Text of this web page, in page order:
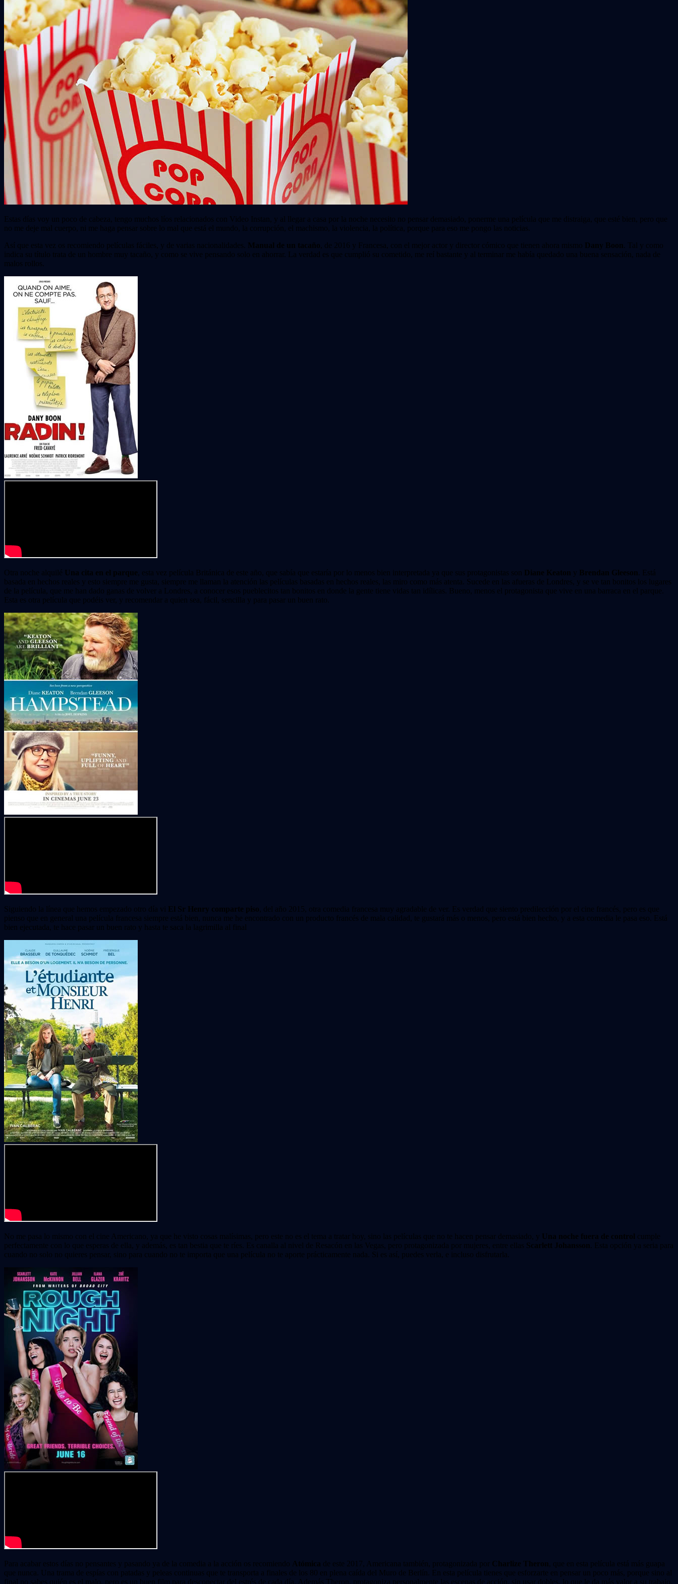
Estas días voy un poco de cabeza, tengo muchos líos relacionados con Video Instan, y al llegar a casa por la noche necesito no pensar demasiado, ponerme una película que me distraiga, que esté bien, pero que
no me deje mal cuerpo, ni me haga pensar sobre lo mal que está el mundo, la corrupción, el machismo, la violencia, la política, porque para eso me pongo las noticias.
Así que esta vez os recomiendo películas fáciles, y de varias nacionalidades. Manual de un tacaño, de 2016 y Francesa, con el mejor actor y director cómico que tienen ahora mismo Dany Boon . Tal y como
indica su título trata de un hombre muy tacaño, y como se vive pensando solo en ahorrar. La verdad es que cumplió su cometido, me reí bastante y al terminar me había quedado una buena sensación, nada de
malos rollos.
Otra noche alquilé Una cita en el parque, esta vez película Británica de este año, que sabía que estaría por lo menos bien interpretada ya que sus protagonistas son Diane Keaton y Brendan Gleeson . Está
basada en hechos reales y esto siempre me gusta, siempre me llaman la atención las películas basadas en hechos reales, las miro como más atenta. Sucede en las afueras de Londres, y se ve tan bonitos los lugares
de la película, que me han dado ganas de volver a Londres, a conocer esos pueblecitos tan bonitos en donde la gente tiene vidas tan idílicas. Bueno, menos el protagonista que vive en una barraca en el parque.
Esta es otra película que podéis ver, y recomendar a quien sea, fácil, sencilla y para pasar un buen rato.
Siguiendo la línea que hemos empezado otro día vi El Sr Henry comparte piso, del año 2015, otra comedia francesa muy agradable de ver. Es verdad que siento predilección por el cine francés, pero es que
pienso que en general una película francesa siempre está bien, nunca me he encontrado con un producto francés de mala calidad, te gustará más o menos, pero está bien hecho, y a esta comedia le pasa eso. Está
bien ejecutada, te hace pasar un buen rato y hasta te saca la lagrimilla al final
No me pasa lo mismo con el cine Americano, ya que he visto cosas malísimas, pero este no es el tema a tratar hoy, sino las películas que no te hacen pensar demasiado, y Una noche fuera de control cumple
perfectamente con lo que esperas de ella, y además, es tan bestia que te ríes. Es canalla al nivel de Resacón en las Vegas, pero protagonizada por mujeres, entre ellas Scarlett Johansson . Esta opción ya seria para
cuando no solo no quieres pensar, sino para cuando no te importa que una película no te aporte prácticamente nada. Si es así, puedes verla, e incluso disfrutarla.
Para acabar estos días no pensantes y pasando ya de la comedia a la acción os recomiendo Atómica de este 2017, Americana también, protagonizada por Charlize Theron, que en esta película está más guapa
que nunca. Una trama de espías con patadas y peleas continuas que te transporta a finales de los 80 en plena caída del Muro de Berlín. En esta película tienes que esforzarte en pensar un poco más, porque sino al
final no sabes quién es el malo, pero es un buen film para desconectar del estrés de cada día. Además Theron, protagoniza personalmente las escenas de acción, sin usar dobles, lo que le da más valor a su trabajo.